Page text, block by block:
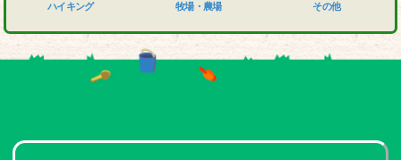
ハイキング 牧場・農場 その他